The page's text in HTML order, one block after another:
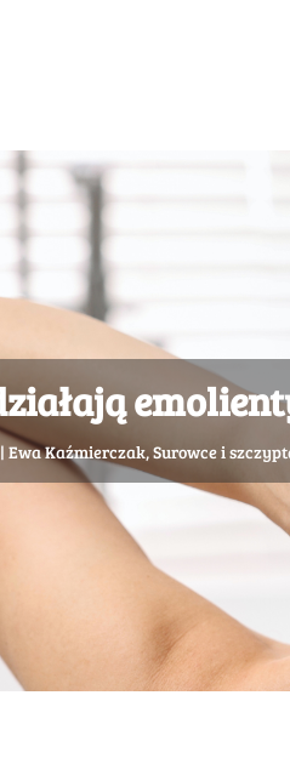
|Ewa Kaźmierczak,Surowce i